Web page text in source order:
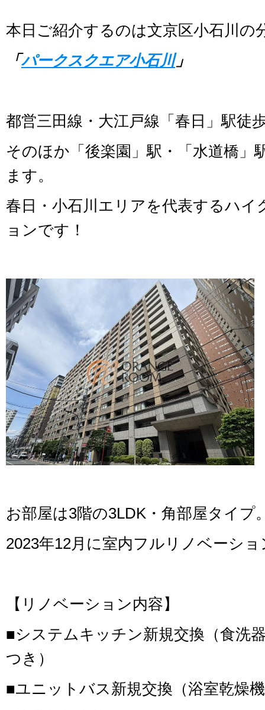
本日ご紹介するのは文京区小石川の
「パークスクエア小石川」
都営三田線・大江戸線「春日」駅徒
そのほか「後楽園」駅・「水道橋」
ます。
春日・小石川エリアを代表するハイ
ョンです！
お部屋は3階の3LDK・角部屋タイプ
2023年12月に室内フルリノベーシ
【リノベーション内容】
■システムキッチン新規交換（食洗
つき）
■ユニットバス新規交換（浴室乾燥